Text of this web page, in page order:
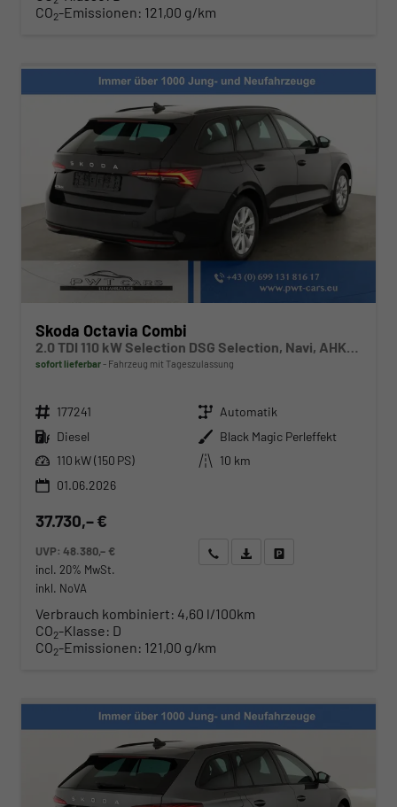
CO2-Emissionen: 121,00 g/km
Skoda Octavia Combi
sofort lieferbar Fahrzeug mit Tageszulassung
Fahrzeugnr. 177241 Getriebe Automatik
Kraftstoff Diesel Außenfarbe Black Magic Perleffekt
Leistung 110 kW (150 PS) Kilometerstand
10 km
01.06.2026
37.730,– €
UVP:48.380,– €
incl. 20% MwSt.
inkl. NoVA
Wir rufen Sie anAngebot drucken (PDF)
Verbrauch kombiniert: 4,60 l/100km
CO2-Klasse: D
CO2-Emissionen: 121,00 g/km